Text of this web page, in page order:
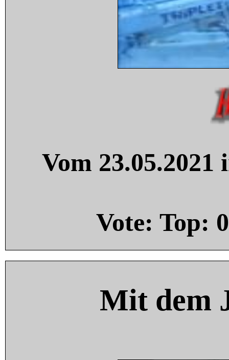
Vom
Vote: Top: 0
Mit dem